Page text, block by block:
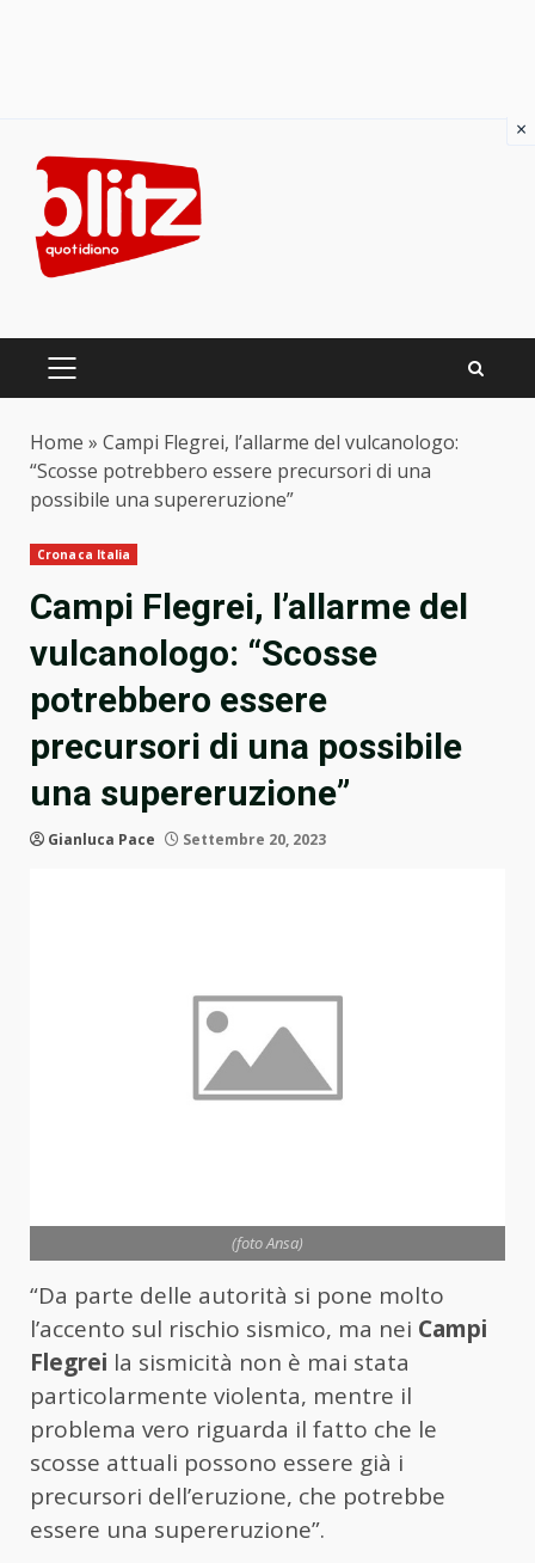
content
PRIMARY
Home » Campi Flegrei, l’allarme del vulcanologo:
“Scosse potrebbero essere precursori di una
possibile una supereruzione”
Cronaca Italia
Campi Flegrei, l’allarme del
vulcanologo: “Scosse
potrebbero essere
precursori di una possibile
una supereruzione”
Gianluca Pace Settembre 20, 2023
(foto Ansa)
“Da parte delle autorità si pone molto
l’accento sul rischio sismico, ma nei Campi
Flegrei la sismicità non è mai stata
particolarmente violenta, mentre il
problema vero riguarda il fatto che le
scosse attuali possono essere già i
precursori dell’eruzione, che potrebbe
essere una supereruzione”.
×